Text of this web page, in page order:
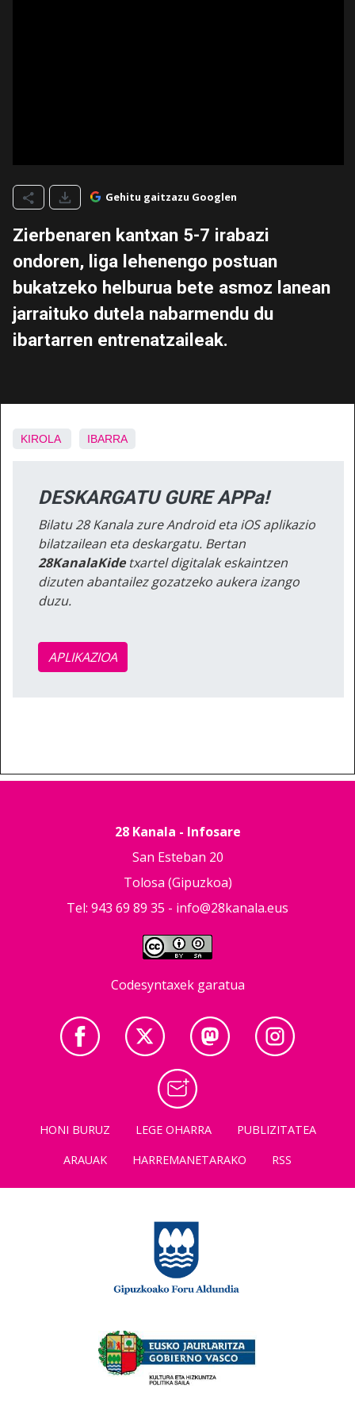
Gehitu gaitzazu Googlen
Zierbenaren kantxan 5-7 irabazi
ondoren, liga lehenengo postuan
bukatzeko helburua bete asmoz lanean
jarraituko dutela nabarmendu du
ibartarren entrenatzaileak.
KIROLA IBARRA
DESKARGATU GURE APPa!
Bilatu 28 Kanala zure Android eta iOS aplikazio
bilatzailean eta deskargatu. Bertan
28KanalaKidetxartel digitalak eskaintzen
dizuten abantailez gozatzeko aukera izango
duzu.
APLIKAZIOA
28 Kanala - Infosare
San Esteban 20
Tolosa (Gipuzkoa)
Tel: 943 69 89 35 - info@28kanala.eus
Codesyntaxek garatua
HONI BURUZ LEGE OHARRA
PUBLIZITATEA
ARAUAK
HARREMANETARAKO RSS